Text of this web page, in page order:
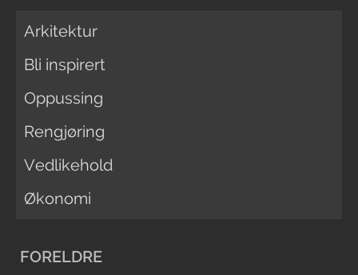
Arkitektur
Bli inspirert
Oppussing
Rengjøring
Vedlikehold
Økonomi
FORELDRE